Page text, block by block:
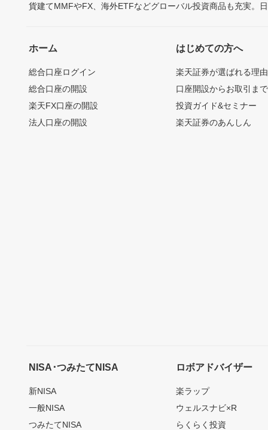
貨建てMMFやFX、海外ETFなどグローバル投資商品も充実。
ホーム
総合口座ログイン
総合口座の開設
楽天FX口座の開設
法人口座の開設
はじめての方へ
楽天証券が選ばれる理由
口座開設からお取引ま
投資ガイド&セミナー
楽天証券のあんしん
NISA･つみたてNISA
新NISA
一般NISA
つみたてNISA
ロボアドバイザー
楽ラップ
ウェルスナビ×R
らくらく投資